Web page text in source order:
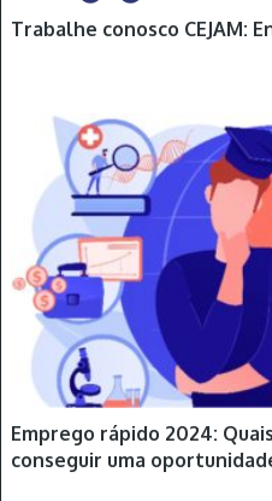
Trabalhe conosco CEJAM:
Emprego rápido 2024:
conseguir uma